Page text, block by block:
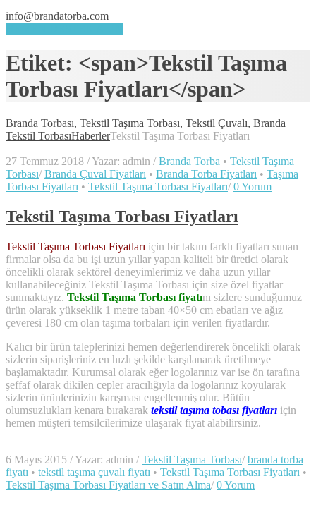
info@brandatorba.com
Etiket: <span>Tekstil Taşıma
Torbası Fiyatları</span>
Branda Torbası, Tekstil Taşıma Torbası, Tekstil Çuvalı, Branda
Tekstil TorbasıHaberlerTekstil Taşıma Torbası Fiyatları
27 Temmuz 2018 /Yazar: admin / Branda Torba • Tekstil Taşıma
Torbası/ Branda Çuval Fiyatları • Branda Torba Fiyatları • Taşıma
Torbası Fiyatları • Tekstil Taşıma Torbası Fiyatları/ 0 Yorum
Tekstil Taşıma Torbası Fiyatları
Tekstil Taşıma Torbası Fiyatları için bir takım farklı fiyatları sunan
firmalar olsa da bu işi uzun yıllar yapan kaliteli bir üretici olarak
öncelikli olarak sektörel deneyimlerimiz ve daha uzun yıllar
kullanabileceğiniz Tekstil Taşıma Torbası için size özel fiyatlar
sunmaktayız. Tekstil Taşıma Torbası fiyatını sizlere sunduğumuz
ürün olarak yükseklik 1 metre taban 40×50 cm ebatları ve ağız
çeveresi 180 cm olan taşıma torbaları için verilen fiyatlardır.
Kalıcı bir ürün taleplerinizi hemen değerlendirerek öncelikli olarak
sizlerin siparişleriniz en hızlı şekilde karşılanarak üretilmeye
başlamaktadır. Kurumsal olarak eğer logolarınız var ise ön tarafına
şeffaf olarak dikilen cepler aracılığıyla da logolarınız koyularak
sizlerin ürünlerinizin karışması engellenmiş olur. Bütün
olumsuzlukları kenara bırakarak tekstil taşıma tobası fiyatları için
hemen müşteri temsilcilerimize ulaşarak fiyat alabilirsiniz.
6 Mayıs 2015 /Yazar: admin / Tekstil Taşıma Torbası/ branda torba
fiyatı • tekstil taşıma çuvalı fiyatı • Tekstil Taşıma Torbası Fiyatları •
Tekstil Taşıma Torbası Fiyatları ve Satın Alma/ 0 Yorum